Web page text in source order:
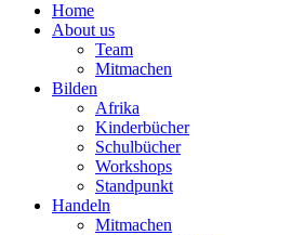
Home
About us
Team
Mitmachen
Bilden
Afrika
Kinderbücher
Schulbücher
Workshops
Standpunkt
Handeln
Mitmachen